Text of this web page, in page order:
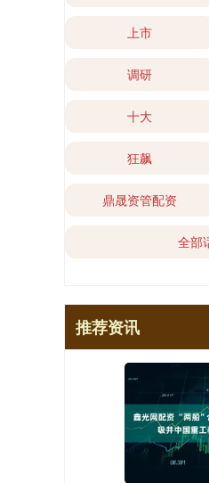
上市
调研
十大
狂飙
鼎晟资管配资
全部
推荐资讯